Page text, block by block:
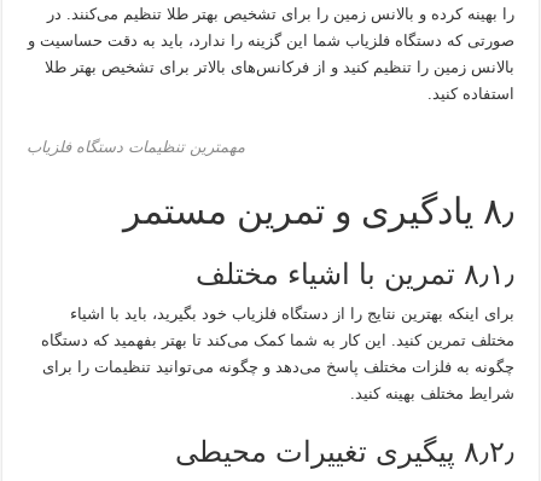
را بهینه کرده و بالانس زمین را برای تشخیص بهتر طلا تنظیم می‌کنند. در
صورتی که دستگاه فلزیاب شما این گزینه را ندارد، باید به دقت حساسیت و
بالانس زمین را تنظیم کنید و از فرکانس‌های بالاتر برای تشخیص بهتر طلا
استفاده کنید.
مهمترین تنظیمات دستگاه فلزیاب
۸٫ یادگیری و تمرین مستمر
۸٫۱٫ تمرین با اشیاء مختلف
برای اینکه بهترین نتایج را از دستگاه فلزیاب خود بگیرید، باید با اشیاء
مختلف تمرین کنید. این کار به شما کمک می‌کند تا بهتر بفهمید که دستگاه
چگونه به فلزات مختلف پاسخ می‌دهد و چگونه می‌توانید تنظیمات را برای
شرایط مختلف بهینه کنید.
۸٫۲٫ پیگیری تغییرات محیطی